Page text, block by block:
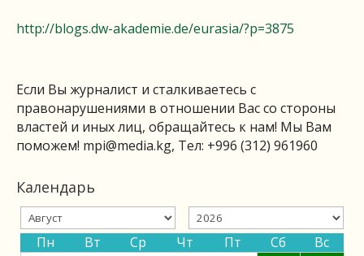
http://blogs.dw-akademie.de/eurasia/?p=3875
Если Вы журналист и сталкиваетесь с
правонарушениями в отношении Вас со стороны
властей и иных лиц, обращайтесь к нам! Мы Вам
поможем! mpi@media.kg, Тел: +996 (312) 961960
Календарь
Пн Вт Ср Чт Пт Сб
Вс